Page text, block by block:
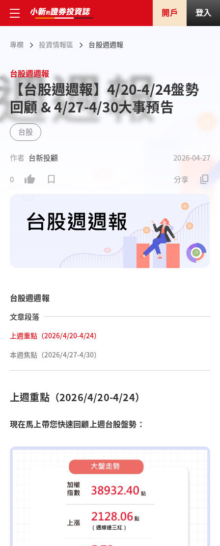
開戶 登入
專欄 投資情報區 台股週週報
台股週週報
【台股週週報】4/20-4/24盤勢
回顧 & 4/27-4/30大事預告
台股
作者 台新投顧 2026-04-27
0 分享
台股週週報
文章段落
上週重點（2026/4/20-4/24）
本週焦點（2026/4/27-4/30）
上週重點（2026/4/20-4/24）
現在馬上帶您快速回顧上週台股盤勢：